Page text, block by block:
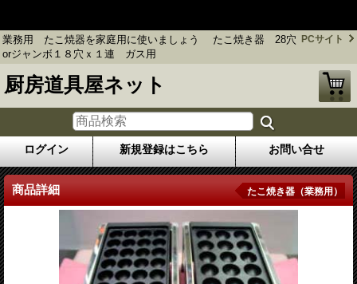
業務用 たこ焼器を家庭用に使いましょう たこ焼き器 28穴
orジャンボ１８穴ｘ１連 ガス用
PCサイト
厨房道具屋ネット
ログイン 新規登録はこちら お問い合せ
商品詳細 たこ焼き器（業務用）